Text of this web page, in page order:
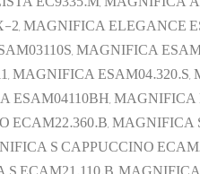
MAGNIFICA ELEGANCE
MAGNIFICA
MAGNIFICA
ECAM22.360.B,
S CAPPUCCINO